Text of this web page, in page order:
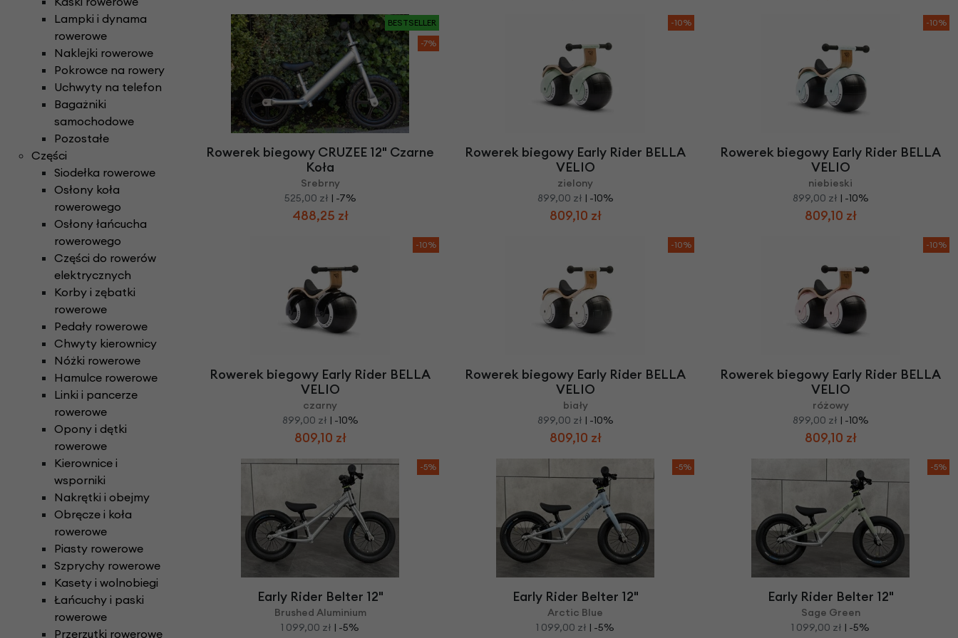
Lampki i dynama
rowerowe
Naklejki rowerowe
Pokrowce na rowery
Uchwyty na telefon
Bagażniki
samochodowe
Pozostałe
Części
Siodełka rowerowe
Osłony koła
rowerowego
Osłony łańcucha
rowerowego
Części do rowerów
elektrycznych
Korby i zębatki
rowerowe
Pedały rowerowe
Chwyty kierownicy
Nóżki rowerowe
Hamulce rowerowe
Linki i pancerze
rowerowe
Opony i dętki
rowerowe
Kierownice i
wsporniki
Nakrętki i obejmy
Obręcze i koła
rowerowe
Piasty rowerowe
Szprychy rowerowe
Kasety i wolnobiegi
Łańcuchy i paski
rowerowe
Przerzutki rowerowe
BESTSELLER
-7%
Rowerek biegowy CRUZEE 12" Czarne
Koła
Srebrny
525,00 zł | -7%
488,25 zł
-10%
Rowerek biegowy Early Rider BELLA
VELIO
zielony
899,00 zł | -10%
809,10 zł
-10%
Rowerek biegowy Early Rider BELLA
VELIO
niebieski
899,00 zł | -10%
809,10 zł
-10%
Rowerek biegowy Early Rider BELLA
VELIO
czarny
899,00 zł | -10%
809,10 zł
-10%
Rowerek biegowy Early Rider BELLA
VELIO
biały
899,00 zł | -10%
809,10 zł
-10%
Rowerek biegowy Early Rider BELLA
VELIO
różowy
899,00 zł | -10%
809,10 zł
-5%
Early Rider Belter 12"
Brushed Aluminium
1 099,00 zł | -5%
-5%
Early Rider Belter 12"
Arctic Blue
1 099,00 zł | -5%
-5%
Early Rider Belter 12"
Sage Green
1 099,00 zł | -5%